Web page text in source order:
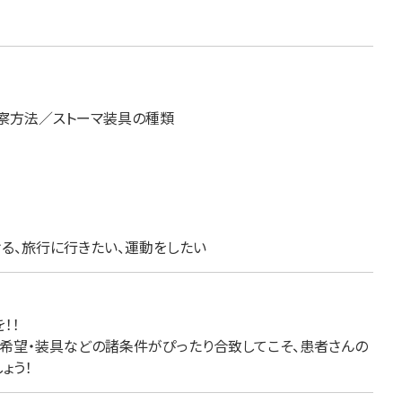
法／ストーマ装具の種類
旅行に行きたい、運動をしたい
！
望・装具などの諸条件がぴったり合致してこそ、患者さんの
！